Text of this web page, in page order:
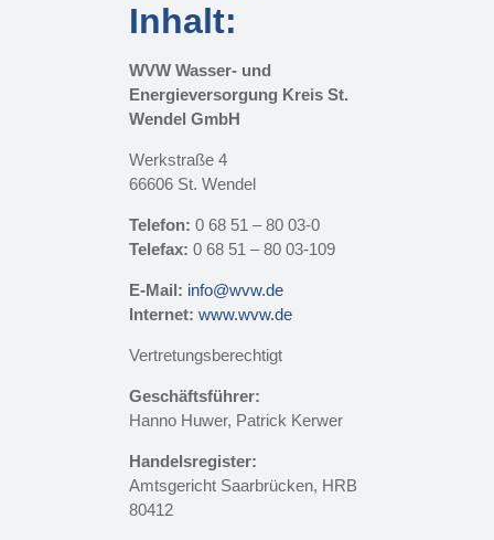
Inhalt:
WVW Wasser- und
Energieversorgung Kreis St.
Wendel GmbH
Werkstraße 4
66606 St. Wendel
Telefon: 0 68 51 – 80 03-0
Telefax: 0 68 51 – 80 03-109
E-Mail: info@wvw.de
Internet: www.wvw.de
Vertretungsberechtigt
Geschäftsführer:
Hanno Huwer, Patrick Kerwer
Handelsregister:
Amtsgericht Saarbrücken, HRB
80412